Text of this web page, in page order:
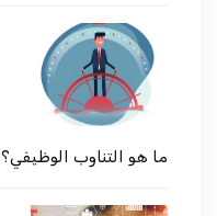
ما هو التناوب الوظيفي؟